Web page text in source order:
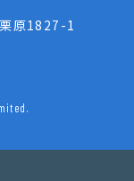
原1827-1